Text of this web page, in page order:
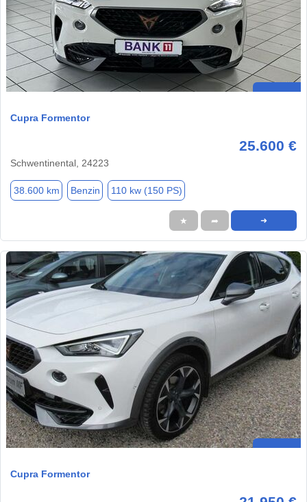
Cupra Formentor
25.600 €
Schwentinental, 24223
38.600 km Benzin 110 kw (150 PS)
★ ➦ ➜
Cupra Formentor